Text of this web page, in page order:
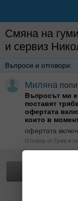
Смяна на
и сервиз
Въпроси и отговори:
Миляна
Въпросът ми е
поставят
офертата
които в
офертата
Отговор от Гуми и